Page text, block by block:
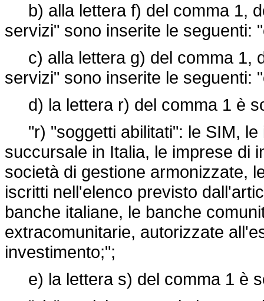
b) alla lettera f) del comma 1,
servizi" sono inserite le seguenti:
c) alla lettera g) del comma 1,
servizi" sono inserite le seguenti:
d) la lettera r) del comma 1 è
"r) "soggetti abilitati": le SIM, le
succursale in Italia, le imprese di
società di gestione armonizzate,
iscritti nell'elenco previsto
banche italiane, le banche
extracomunitarie, autorizzate
investimento;";
e) la lettera s) del comma 1 è